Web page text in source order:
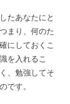
たあなたにと
まり、何のた
にしておくこ
を入れるこ
、勉強してそ
です。